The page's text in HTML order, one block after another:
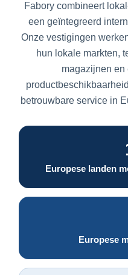
Fabory combineert
een geïntegreerd
Onze vestigingen
hun lokale markten,
magazijnen en
betrouwbare service in
Europese landen
Europese